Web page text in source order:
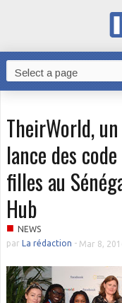
TheirWorld,
lance des
filles au
Hub
■ NEWS
par La rédaction - Mar 8,